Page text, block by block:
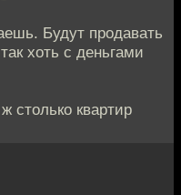
Будут продавать
хоть с деньгами
столько квартир